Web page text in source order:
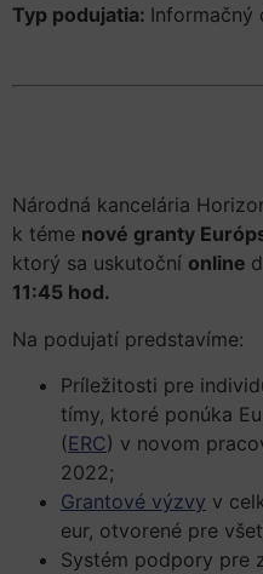
Typ podujatia: Informačný
Národná kancelária
k téme nové granty
ktorý sa uskutoční online
11:45 hod.
Na podujatí predstavíme:
Príležitosti pre
tímy, ktoré ponúka
(ERC) v novom
2022;
Grantové výzvy v
eur, otvorené pre
Systém podpory pre